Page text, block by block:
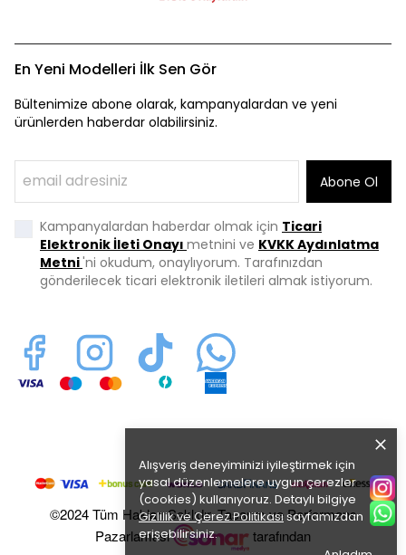
Alışveriş deneyiminizi iyileştirmek için
yasal düzenlemelere uygun çerezler
(cookies) kullanıyoruz. Detaylı bilgiye
Gizlilik ve Çerez Politikasısayfamızdan
erişebilirsiniz.
En Yeni Modelleri İlk Sen Gör
Bültenimize abone olarak, kampanyalardan ve yeni
ürünlerden haberdar olabilirsiniz.
Abone Ol
Kampanyalardan haberdar olmak için Ticari
Elektronik İleti Onayı metnini ve KVKK Aydınlatma
Metni'ni okudum, onaylıyorum. Tarafınızdan
gönderilecek ticari elektronik iletileri almak istiyorum.
©2024 Tüm Hakları Saklıdır. Tasarım ve Performans
Pazarlaması
tarafından